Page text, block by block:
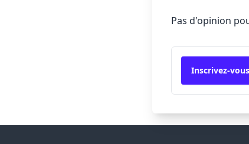
Pas d'opinion
Inscrivez-